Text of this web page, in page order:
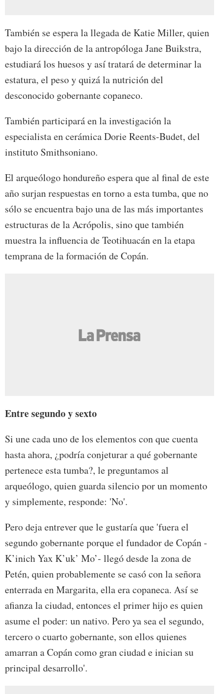
También se espera la llegada de Katie Miller, quien
bajo la dirección de la antropóloga Jane Buikstra,
estudiará los huesos y así tratará de determinar la
estatura, el peso y quizá la nutrición del
desconocido gobernante copaneco.
También participará en la investigación la
especialista en cerámica Dorie Reents-Budet, del
instituto Smithsoniano.
El arqueólogo hondureño espera que al final de este
año surjan respuestas en torno a esta tumba, que no
sólo se encuentra bajo una de las más importantes
estructuras de la Acrópolis, sino que también
muestra la influencia de Teotihuacán en la etapa
temprana de la formación de Copán.
Entre segundo y sexto
Si une cada uno de los elementos con que cuenta
hasta ahora, ¿podría conjeturar a qué gobernante
pertenece esta tumba?, le preguntamos al
arqueólogo, quien guarda silencio por un momento
y simplemente, responde: 'No'.
Pero deja entrever que le gustaría que 'fuera el
segundo gobernante porque el fundador de Copán -
K’inich Yax K’uk’ Mo’- llegó desde la zona de
Petén, quien probablemente se casó con la señora
enterrada en Margarita, ella era copaneca. Así se
afianza la ciudad, entonces el primer hijo es quien
asume el poder: un nativo. Pero ya sea el segundo,
tercero o cuarto gobernante, son ellos quienes
amarran a Copán como gran ciudad e inician su
principal desarrollo'.